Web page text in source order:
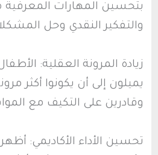
بتحسين المهارات المعرفية
والتفكير النقدي وحل
زيادة المرونة العقلية:
يميلون إلى أن يكونوا أكثر
وقادرين على التكيف مع
تحسين الأداء الأكاديمي: